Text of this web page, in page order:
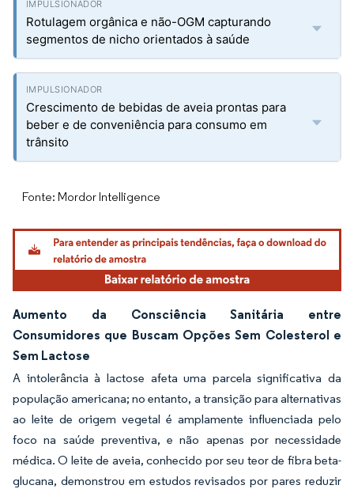
Rotulagem orgânica e não-OGM capturando
segmentos de nicho orientados à saúde
Crescimento de bebidas de aveia prontas para
beber e de conveniência para consumo em
trânsito
Fonte: Mordor Intelligence
Aumento da Consciência Sanitária entre
Consumidores que Buscam Opções Sem Colesterol e
Sem Lactose
A intolerância à lactose afeta uma parcela significativa da
população americana; no entanto, a transição para alternativas
ao leite de origem vegetal é amplamente influenciada pelo
foco na saúde preventiva, e não apenas por necessidade
médica. O leite de aveia, conhecido por seu teor de fibra beta-
glucana, demonstrou em estudos revisados por pares reduzir